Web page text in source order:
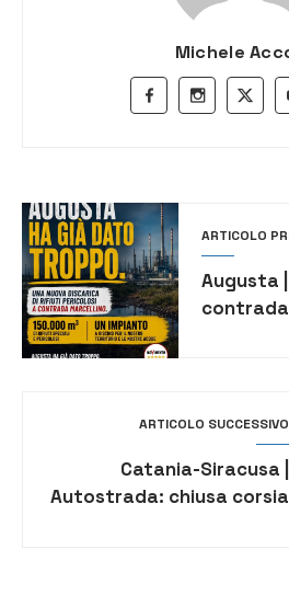
Michele
ARTICOLO
Augusta
ARTICOLO SUCCESSIVO
Catania-Siracusa |
Autostrada: chiusa corsia